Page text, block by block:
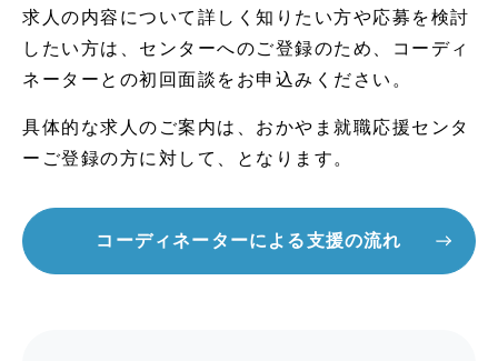
求人の内容について詳しく知りたい方や応募を検討
したい方は、センターへのご登録のため、コーディ
ネーターとの初回面談をお申込みください。
具体的な求人のご案内は、おかやま就職応援センタ
ーご登録の方に対して、となります。
コーディネーターによる支援の流れ